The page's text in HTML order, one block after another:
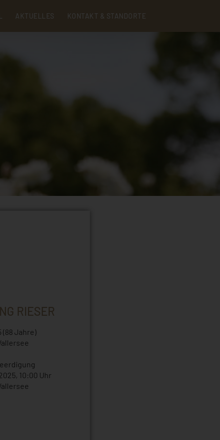
AKTUELLES KONTAKT & STANDORTE
RIESER
(88 Jahre)
10:00 Uhr